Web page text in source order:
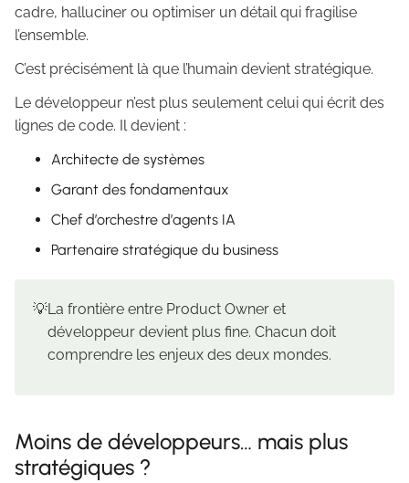
cadre, halluciner ou optimiser un détail qui fragilise
l’ensemble.
C’est précisément là que l’humain devient stratégique.
Le développeur n’est plus seulement celui qui écrit des
lignes de code. Il devient :
Architecte de systèmes
Garant des fondamentaux
Chef d’orchestre d’agents IA
Partenaire stratégique du business
💡La frontière entre Product Owner et
développeur devient plus fine. Chacun doit
comprendre les enjeux des deux mondes.‍
Moins de développeurs… mais plus
stratégiques ?